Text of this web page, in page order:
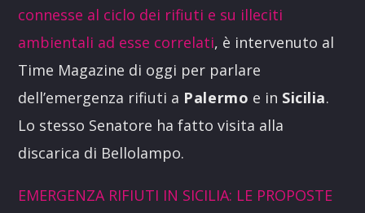
connesse al ciclo dei rifiuti e su illeciti
ambientali ad esse correlati, è intervenuto al
Time Magazine di oggi per parlare
dell’emergenza rifiuti a Palermo e in Sicilia.
Lo stesso Senatore ha fatto visita alla
discarica di Bellolampo.
EMERGENZA RIFIUTI IN SICILIA: LE PROPOSTE